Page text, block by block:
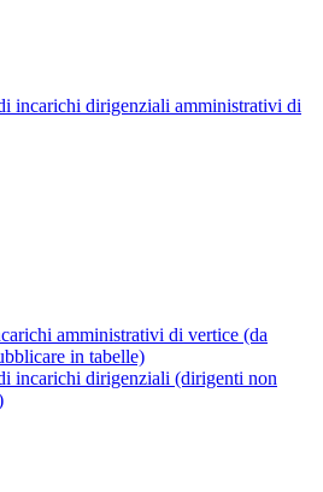
incarichi dirigenziali amministrativi di
amministrativi di vertice (da
in tabelle)
incarichi dirigenziali (dirigenti non